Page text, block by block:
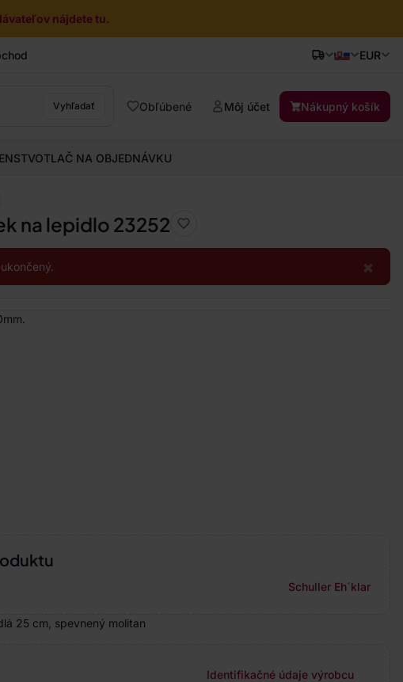
nájdete tu.
EUR
Vyhľadať Obľúbené Môj účet Nákupný košík
TLAČ NA OBJEDNÁVKU
na lepidlo 23252
×
Schuller Eh´klar
25 cm, spevnený molitan
Identifikačné údaje výrobcu